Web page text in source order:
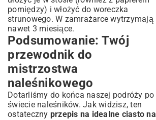
pomiędzy) i włożyć do woreczka
strunowego. W zamrażarce wytrzymają
nawet 3 miesiące.
Podsumowanie: Twój
przewodnik do
mistrzostwa
naleśnikowego
Dotarliśmy do końca naszej podróży po
świecie naleśników. Jak widzisz, ten
ostateczny przepis na idealne ciasto na